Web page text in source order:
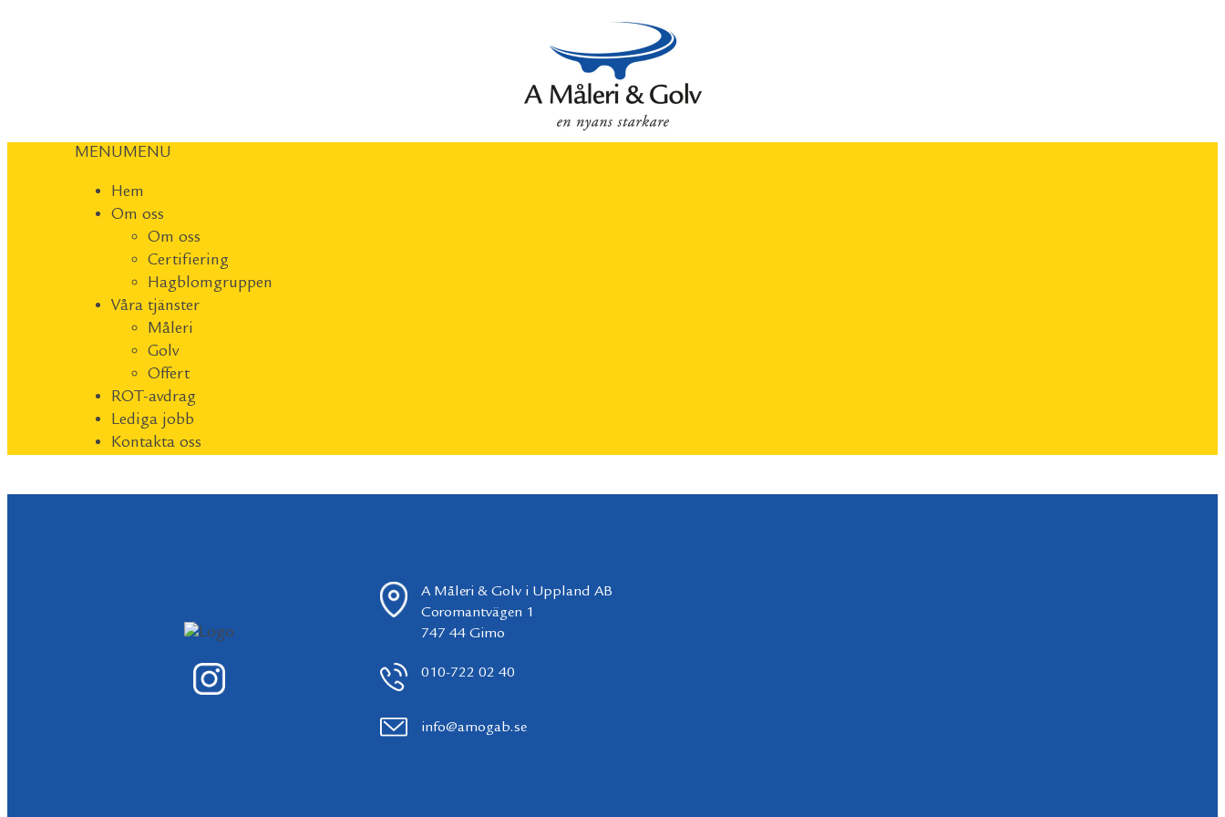
MENUMENU
Hem
Om oss
Om oss
Certifiering
Hagblomgruppen
Våra tjänster
Måleri
Golv
Offert
ROT-avdrag
Lediga jobb
Kontakta oss
A Måleri & Golv i Uppland AB
Coromantvägen 1
747 44 Gimo
010-722 02 40
info@amogab.se